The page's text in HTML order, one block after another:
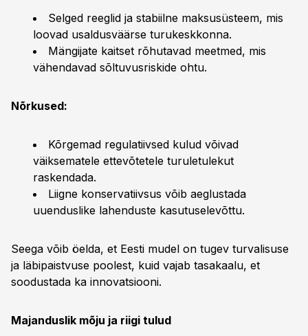
Selged reeglid ja stabiilne maksusüsteem, mis
loovad usaldusväärse turukeskkonna.
Mängijate kaitset rõhutavad meetmed, mis
vähendavad sõltuvusriskide ohtu.
Nõrkused:
Kõrgemad regulatiivsed kulud võivad
väiksematele ettevõtetele turuletulekut
raskendada.
Liigne konservatiivsus võib aeglustada
uuenduslike lahenduste kasutuselevõttu.
Seega võib öelda, et Eesti mudel on tugev turvalisuse
ja läbipaistvuse poolest, kuid vajab tasakaalu, et
soodustada ka innovatsiooni.
Majanduslik mõju ja riigi tulud